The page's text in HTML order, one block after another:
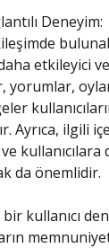
Deneyim:
etkileyici
yorumlar,
Ayrıca, ilgili
kullanıcılara
da önemlidir.
kullanıcı